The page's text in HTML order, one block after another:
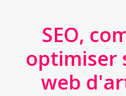
SEO,
optimiser
web